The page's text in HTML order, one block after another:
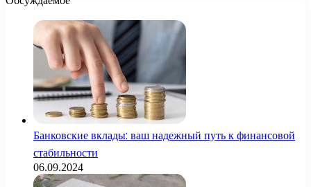
Банковские вклады: ваш надежный путь к финансовой
стабильности
06.09.2024